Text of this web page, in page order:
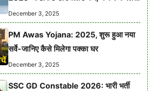
December 3, 2025
PM Awas Yojana: 2025, शुरू हुआ नया
सर्वे-जानिए कैसे मिलेगा पक्का घर
December 3, 2025
SSC GD Constable 2026: भारी भर्ती